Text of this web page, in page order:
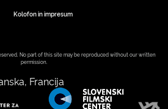
Francija
Kolofon in impresum
No part of this site may be reproduced without our written
permission.